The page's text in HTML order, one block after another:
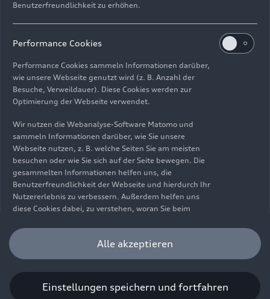
ImpressumRechtliches
Hinweisgebersystem
Informationen zur BarrierefreiheitKontakt
© 2026 AUDI AG. Alle Rechte vorbehalten.
EN
Die Angaben zu Kraftstoffverbrauch, Stromverbrauch, CO₂-
Emissionen und elektrischer Reichweite wurden nach dem
gesetzlich vorgeschriebenen Messverfahren „Worldwide
Harmonized Light Vehicles Test Procedure“ (WLTP) gemäß
Verordnung (EG) 715/2007 ermittelt. Zusatzausstattungen und
Zubehör (Anbauteile, Reifenformat usw.) können relevante
Aerodynamik verändern und neben Witterungs- und
Verkehrsbedingungen sowie dem individuellen Fahrverhalten den
Sie unter www.audi.de/wltp.
Benutzerfreundlichkeit zu erhöhen.
Performance Cookies
Performance Cookies sammeln Informationen darüber,
wie unsere Webseite genutzt wird (z. B. Anzahl der
Besuche, Verweildauer). Diese Cookies werden zur
Optimierung der Webseite verwendet.
Wir nutzen die Webanalyse-Software Matomo und
sammeln Informationen darüber, wie Sie unsere
Webseite nutzen, z. B. welche Seiten Sie am meisten
besuchen oder wie Sie sich auf der Seite bewegen. Die
gesammelten Informationen helfen uns, die
Benutzerfreundlichkeit der Webseite und hierdurch Ihr
Nutzererlebnis zu verbessern. Außerdem helfen uns
diese Cookies dabei, zu verstehen, woran Sie beim
unser Angebot optimieren können. Bitte beachten Sie,
dass Sie Ihre Einwilligung bezüglich der Platzierung von
Performance Cookies jederzeit widerrufen können.
Cookie Information.
Alle akzeptieren
Einstellungen speichern und fortfahren